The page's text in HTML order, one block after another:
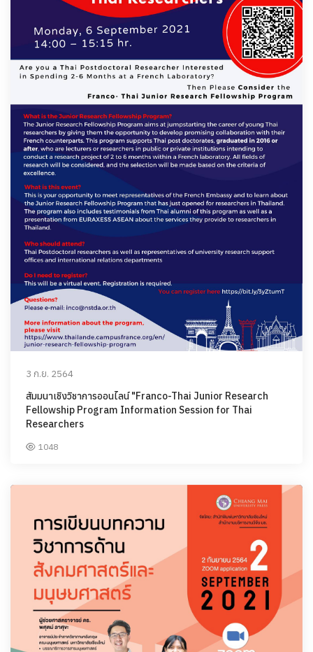
3 ก.ย. 2564
สัมมนาเชิงวิชาการออนไลน์ "Franco-Thai Junior Research
Fellowship Program Information Session for Thai
Researchers
1048